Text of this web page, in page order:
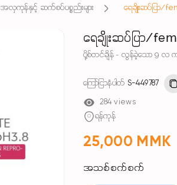
အလှကုန်နှင့် ဆက်စပ်ပစ္စည်းများ ရေချိုးဆပ်ပြာ/
ရေချိုးဆပ်ပြာ/
ပို့စ်တင်ချိန် - လွန်ခဲ့သော 9 လ
ကြော်ငြာနံပါတ် S-449787
284 views
ရန်ကုန်
25,000 MMK
အသစ်စက်စက်